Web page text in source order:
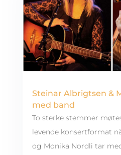
Steinar Albrigtsen &
med band
To sterke stemmer
levende konsertformat
og Monika Nordli tar